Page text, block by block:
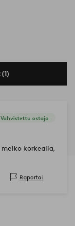
Vahvistettu ostaja
korkealla,
Raportoi